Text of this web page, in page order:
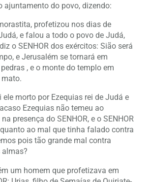
ajuntamento do povo, dizendo:
profetizou nos dias de
e falou a todo o povo de Judá,
o SENHOR dos exércitos: Sião será
e Jerusalém se tornará em
, e o monte do templo em
ele morto por Ezequias rei de Judá e
Ezequias não temeu ao
presença do SENHOR, e o SENHOR
ao mal que tinha falado contra
pois tão grande mal contra
um homem que profetizava em